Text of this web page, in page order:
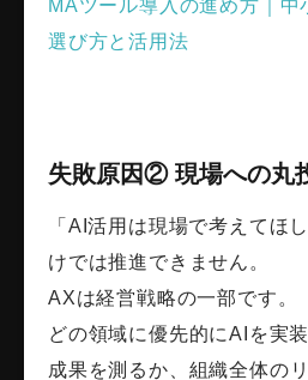
MAツール導入の進め方｜中
選び方と活用法
失敗原因② 現場への丸
「AI活用は現場で考えてほ
けでは推進できません。
AXは経営戦略の一部です。
どの領域に優先的にAIを実
成果を測るか、組織全体の